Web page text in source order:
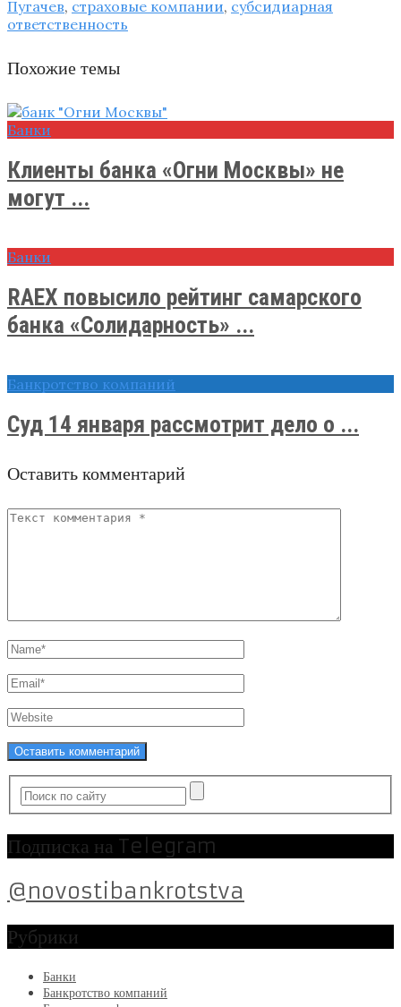
Пугачев, страховые компании, субсидиарная
ответственность
Похожие темы
Банки
Клиенты банка «Огни Москвы» не
могут ...
Банки
RAEX повысило рейтинг самарского
банка «Солидарность» ...
Банкротство компаний
Суд 14 января рассмотрит дело о ...
Оставить комментарий
Подписка на Telegram
@novostibankrotstva
Рубрики
Банки
Банкротство компаний